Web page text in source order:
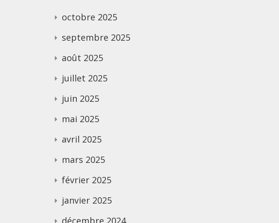
octobre 2025
septembre 2025
août 2025
juillet 2025
juin 2025
mai 2025
avril 2025
mars 2025
février 2025
janvier 2025
décembre 2024